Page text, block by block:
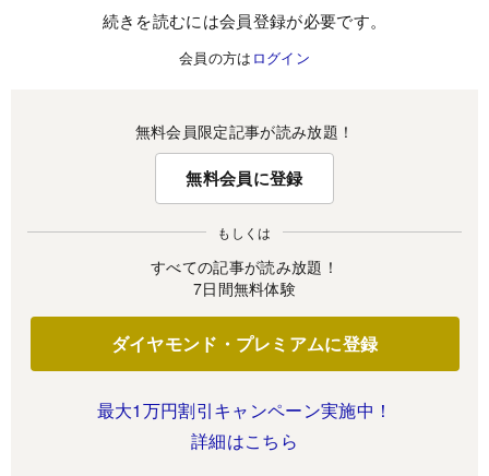
続きを読むには会員登録が必要です。
会員の方は ログイン
無料会員限定記事が読み放題！
無料会員に登録
もしくは
すべての記事が読み放題！
7日間無料体験
ダイヤモンド・プレミアムに登録
最大1万円割引キャンペーン実施中！
詳細はこちら